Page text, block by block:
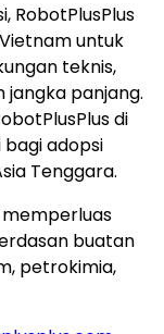
RobotPlusPlus
untuk
teknis,
panjang.
di
adopsi
Tenggara.
memperluas
buatan
petrokimia,